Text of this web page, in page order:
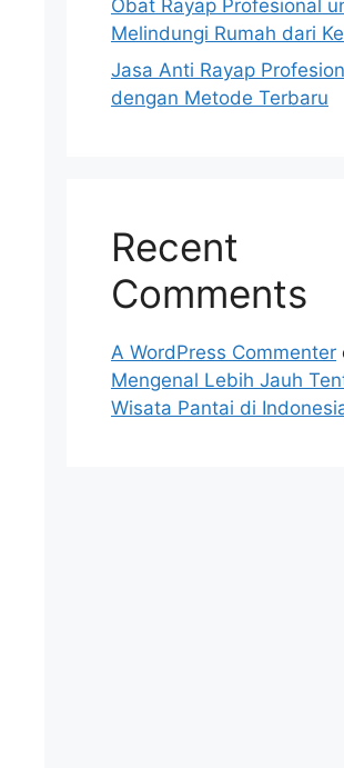
Obat Rayap Profesional
Melindungi Rumah dari
Jasa Anti Rayap
dengan Metode Terbaru
Recent
Comments
A WordPress Commenter
Mengenal Lebih Jauh
Wisata Pantai di